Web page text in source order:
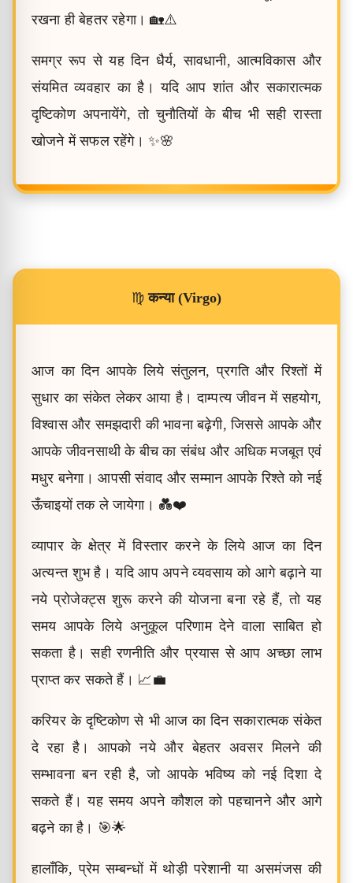
रखना ही बेहतर रहेगा। 🏡⚠️
समग्र रूप से यह दिन धैर्य, सावधानी, आत्मविकास और
संयमित व्यवहार का है। यदि आप शांत और सकारात्मक
दृष्टिकोण अपनायेंगे, तो चुनौतियों के बीच भी सही रास्ता
खोजने में सफल रहेंगे। ✨🌸
♍कन्या (Virgo)
आज का दिन आपके लिये संतुलन, प्रगति और रिश्तों में
सुधार का संकेत लेकर आया है। दाम्पत्य जीवन में सहयोग,
विश्वास और समझदारी की भावना बढ़ेगी, जिससे आपके और
आपके जीवनसाथी के बीच का संबंध और अधिक मजबूत एवं
मधुर बनेगा। आपसी संवाद और सम्मान आपके रिश्ते को नई
ऊँचाइयों तक ले जायेगा। 💑❤️
व्यापार के क्षेत्र में विस्तार करने के लिये आज का दिन
अत्यन्त शुभ है। यदि आप अपने व्यवसाय को आगे बढ़ाने या
नये प्रोजेक्ट्स शुरू करने की योजना बना रहे हैं, तो यह
समय आपके लिये अनुकूल परिणाम देने वाला साबित हो
सकता है। सही रणनीति और प्रयास से आप अच्छा लाभ
प्राप्त कर सकते हैं। 📈💼
करियर के दृष्टिकोण से भी आज का दिन सकारात्मक संकेत
दे रहा है। आपको नये और बेहतर अवसर मिलने की
सम्भावना बन रही है, जो आपके भविष्य को नई दिशा दे
सकते हैं। यह समय अपने कौशल को पहचानने और आगे
बढ़ने का है। 🎯🌟
हालाँकि, प्रेम सम्बन्धों में थोड़ी परेशानी या असमंजस की